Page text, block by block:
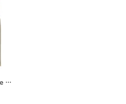
10月) 부드러운 용기, couple line bracelets (一套 2條)